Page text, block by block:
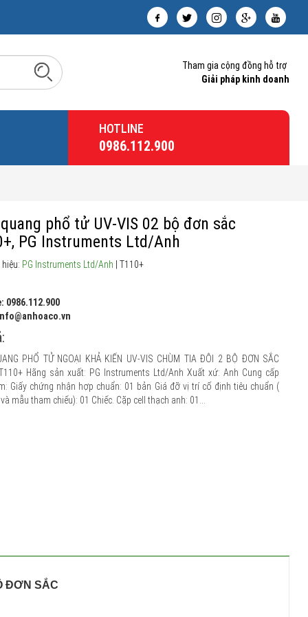
Tham gia cộng đồng hỗ trợ
Giải pháp kinh doanh
HOTLINE
0986.112.900
phổ tử UV-VIS 02 bộ đơn sắc
PG Instruments Ltd/Anh
PG Instruments Ltd/Anh | T110+
0986.112.900
PHỔ TỬ NGOẠI KHẢ KIẾN UV-VIS CHÙM TIA ĐÔI 2 BỘ ĐƠN SẮC
Hãng sản xuất: PG Instruments Ltd/Anh Xuất xứ: Anh Cung cấp
Giấy chứng nhận hợp chuẩn: 01 bản Giá đỡ vị trí cố định tiêu chuẩn (
mẫu tham chiếu): 01 Chiếc. Cặp cell thạch anh: 01...
ĐƠN SẮC